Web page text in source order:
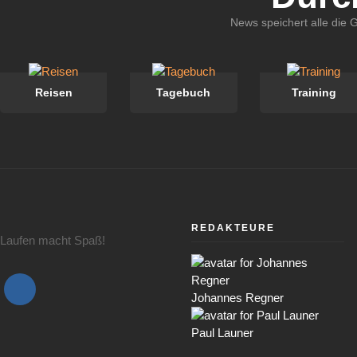
News speichert alle die
Reisen Tagebuch Training
Laufen macht Spaß!
REDAKTEURE
Johannes Regner
Paul Launer